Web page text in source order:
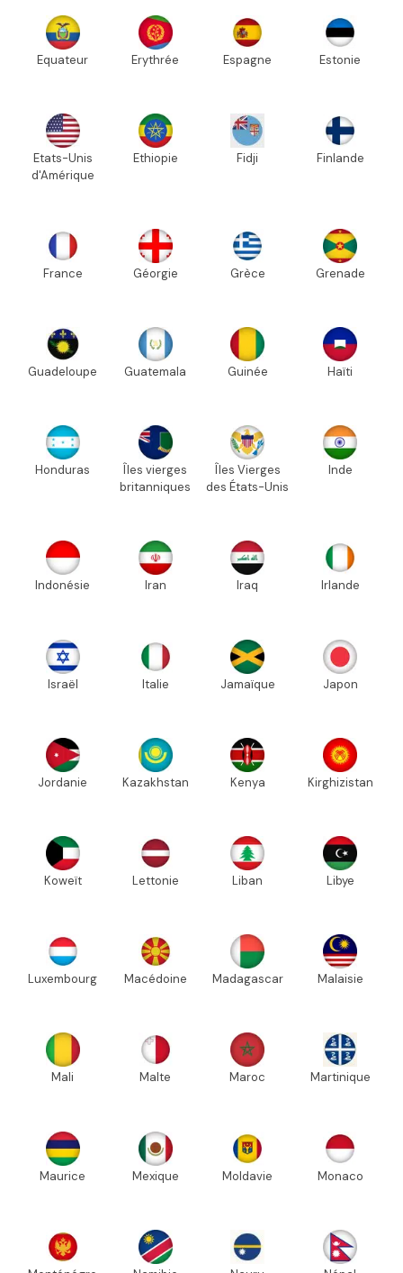
Equateur Erythrée Espagne Estonie
Etats-Unis
d'Amérique
Ethiopie Fidji Finlande
France Géorgie Grèce Grenade
Guadeloupe Guatemala Guinée Haïti
Honduras
Îles vierges
britanniques
Îles Vierges
des États-Unis
Inde
Indonésie Iran Iraq Irlande
Israël Italie Jamaïque Japon
Jordanie Kazakhstan Kenya Kirghizistan
Koweït Lettonie Liban Libye
Luxembourg Macédoine Madagascar Malaisie
Mali Malte Maroc Martinique
Maurice Mexique Moldavie Monaco